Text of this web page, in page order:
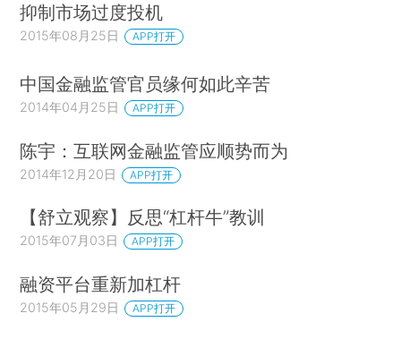
抑制市场过度投机
2015年08月25日 APP打开
中国金融监管官员缘何如此辛苦
2014年04月25日 APP打开
陈宇：互联网金融监管应顺势而为
2014年12月20日 APP打开
【舒立观察】反思“杠杆牛”教训
2015年07月03日 APP打开
融资平台重新加杠杆
2015年05月29日 APP打开